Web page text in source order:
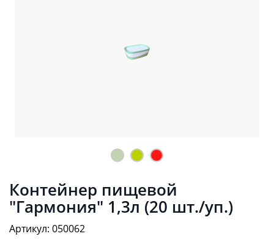
Контейнер пищевой
"Гармония" 1,3л (20 шт./уп.)
Артикул: 050062